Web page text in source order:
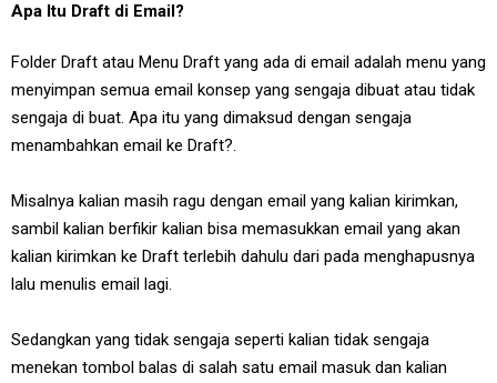
Apa Itu Draft di Email?
Folder Draft atau Menu Draft yang ada di email adalah menu yang
menyimpan semua email konsep yang sengaja dibuat atau tidak
sengaja di buat. Apa itu yang dimaksud dengan sengaja
menambahkan email ke Draft?.
Misalnya kalian masih ragu dengan email yang kalian kirimkan,
sambil kalian berfikir kalian bisa memasukkan email yang akan
kalian kirimkan ke Draft terlebih dahulu dari pada menghapusnya
lalu menulis email lagi.
Sedangkan yang tidak sengaja seperti kalian tidak sengaja
menekan tombol balas di salah satu email masuk dan kalian